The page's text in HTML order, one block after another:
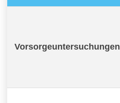
Vorsorgeuntersuchungen